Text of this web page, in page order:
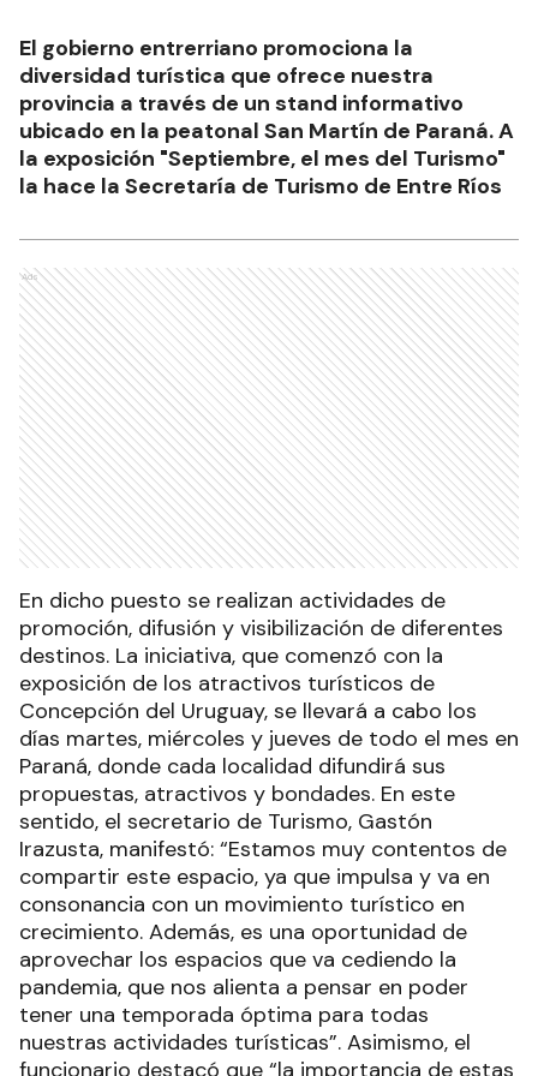
El gobierno entrerriano promociona la
diversidad turística que ofrece nuestra
provincia a través de un stand informativo
ubicado en la peatonal San Martín de Paraná. A
la exposición "Septiembre, el mes del Turismo"
la hace la Secretaría de Turismo de Entre Ríos
Ads
En dicho puesto se realizan actividades de
promoción, difusión y visibilización de diferentes
destinos. La iniciativa, que comenzó con la
exposición de los atractivos turísticos de
Concepción del Uruguay, se llevará a cabo los
días martes, miércoles y jueves de todo el mes en
Paraná, donde cada localidad difundirá sus
propuestas, atractivos y bondades. En este
sentido, el secretario de Turismo, Gastón
Irazusta, manifestó: “Estamos muy contentos de
compartir este espacio, ya que impulsa y va en
consonancia con un movimiento turístico en
crecimiento. Además, es una oportunidad de
aprovechar los espacios que va cediendo la
pandemia, que nos alienta a pensar en poder
tener una temporada óptima para todas
nuestras actividades turísticas”. Asimismo, el
funcionario destacó que “la importancia de estas